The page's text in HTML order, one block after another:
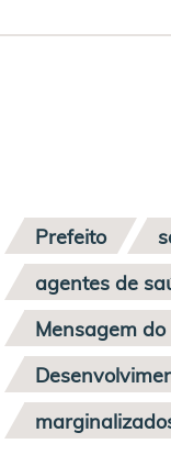
Prefeito
agentes de
Mensagem